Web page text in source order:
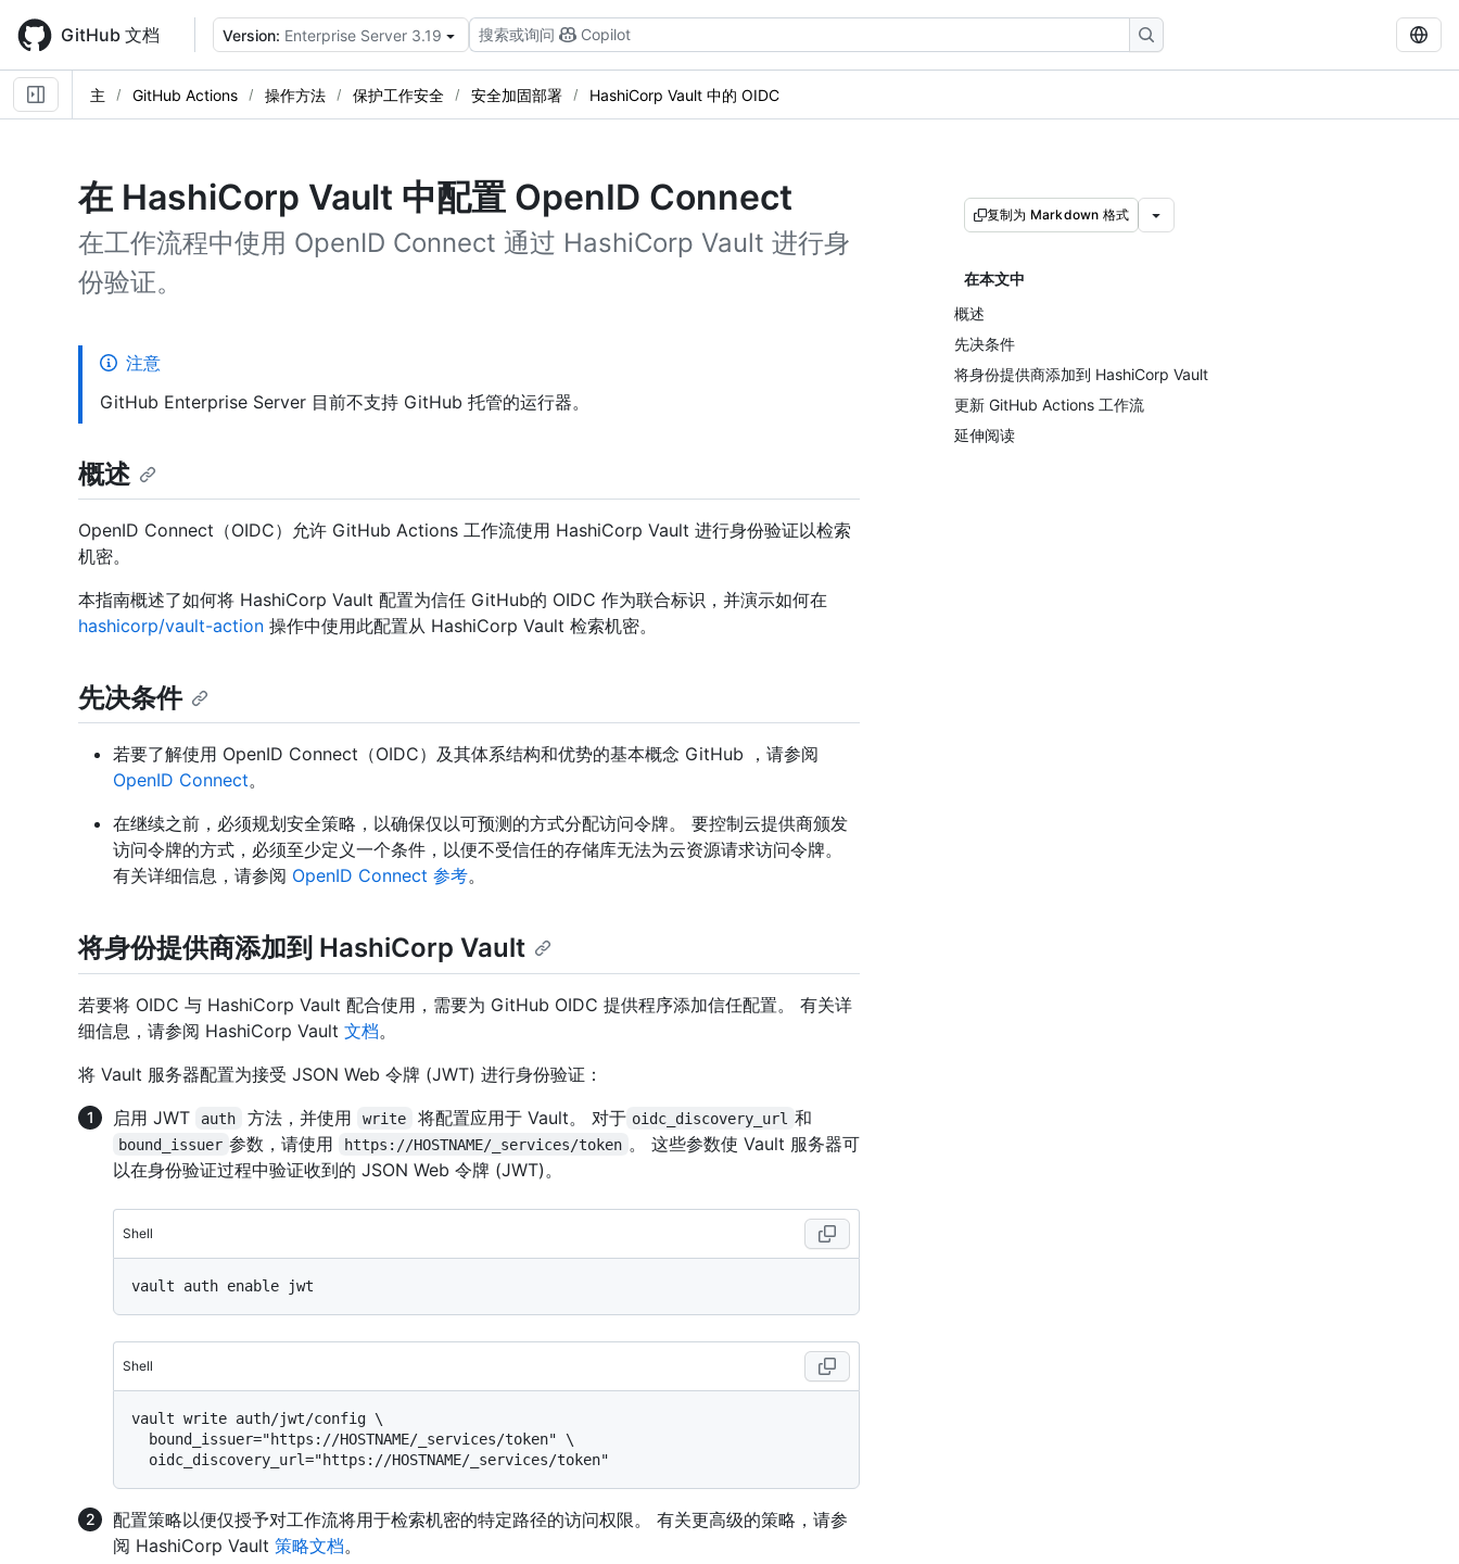
main
content
GitHub 文档 Version: Enterprise Server 3.19 搜索或询问 Copilot
主 GitHub Actions 操作方法 保护工作安全 安全加固部署 HashiCorp Vault 中的 OIDC
在 HashiCorp Vault 中配置 OpenID Connect
在工作流程中使用 OpenID Connect 通过 HashiCorp Vault 进行身
份验证。
复制为 Markdown 格式
在本文中
概述
先决条件
将身份提供商添加到 HashiCorp Vault
更新 GitHub Actions 工作流
延伸阅读
注意
GitHub Enterprise Server 目前不支持 GitHub 托管的运行器。
概述
OpenID Connect（OIDC）允许 GitHub Actions 工作流使用 HashiCorp Vault 进行身份验证以检索
机密。
本指南概述了如何将 HashiCorp Vault 配置为信任 GitHub的 OIDC 作为联合标识，并演示如何在
hashicorp/vault-action 操作中使用此配置从 HashiCorp Vault 检索机密。
先决条件
若要了解使用 OpenID Connect（OIDC）及其体系结构和优势的基本概念 GitHub ，请参阅
OpenID Connect。
在继续之前，必须规划安全策略，以确保仅以可预测的方式分配访问令牌。 要控制云提供商颁发
访问令牌的方式，必须至少定义一个条件，以便不受信任的存储库无法为云资源请求访问令牌。
有关详细信息，请参阅 OpenID Connect 参考。
将身份提供商添加到 HashiCorp Vault
若要将 OIDC 与 HashiCorp Vault 配合使用，需要为 GitHub OIDC 提供程序添加信任配置。 有关详
细信息，请参阅 HashiCorp Vault 文档。
将 Vault 服务器配置为接受 JSON Web 令牌 (JWT) 进行身份验证：
启用 JWT
auth 方法，并使用 write 将配置应用于 Vault。 对于 oidc_discovery_url 和
bound_issuer 参数，请使用 https://HOSTNAME/_services/token 。 这些参数使 Vault 服务器可
以在身份验证过程中验证收到的 JSON Web 令牌 (JWT)。
Shell
Shell
vault write auth/jwt/config \
配置策略以便仅授予对工作流将用于检索机密的特定路径的访问权限。 有关更高级的策略，请参
阅 HashiCorp Vault 策略文档。